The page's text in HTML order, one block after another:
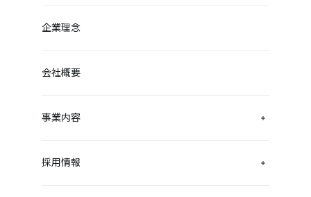
企業理念
会社概要
事業内容
採用情報